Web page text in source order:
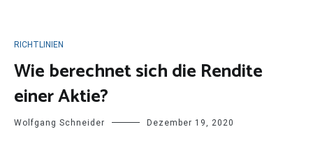
RICHTLINIEN
Wie berechnet sich die Rendite
einer Aktie?
Wolfgang Schneider Dezember 19, 2020